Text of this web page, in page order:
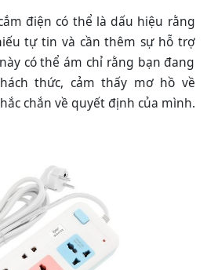
điện có thể là dấu hiệu rằng
tự tin và cần thêm sự hỗ trợ
có thể ám chỉ rằng bạn đang
thức, cảm thấy mơ hồ về
chắn về quyết định của mình.